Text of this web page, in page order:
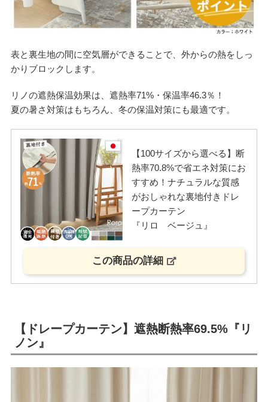
表と裏生地の間に空気層ができることで、外からの熱をしっ
かりブロックします。
リノの遮熱保温効果は、遮熱率71%・保温率46.3％！
夏の暑さ対策はもちろん、冬の保温対策にも最適です。
【100サイズから選べる】断
熱率70.8%で省エネ対策にお
すすめ！ナチュラルな質感
がおしゃれな裏地付きドレ
ープカーテン
『リロ ベージュ』
この商品の詳細
【ドレープカーテン】遮熱断熱率69.5%『リ
ノン』